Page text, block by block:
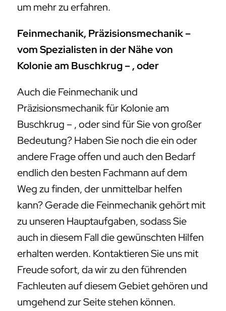
um mehr zu erfahren.
Feinmechanik, Präzisionsmechanik –
vom Spezialisten in der Nähe von
Kolonie am Buschkrug – , oder
Auch die Feinmechanik und
Präzisionsmechanik für Kolonie am
Buschkrug – , oder sind für Sie von großer
Bedeutung? Haben Sie noch die ein oder
andere Frage offen und auch den Bedarf
endlich den besten Fachmann auf dem
Weg zu finden, der unmittelbar helfen
kann? Gerade die Feinmechanik gehört mit
zu unseren Hauptaufgaben, sodass Sie
auch in diesem Fall die gewünschten Hilfen
erhalten werden. Kontaktieren Sie uns mit
Freude sofort, da wir zu den führenden
Fachleuten auf diesem Gebiet gehören und
umgehend zur Seite stehen können.